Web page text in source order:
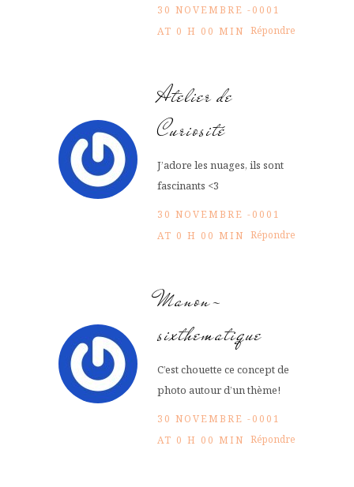
30 NOVEMBRE -0001
AT 0 H 00 MIN Répondre
Atelier de
Curiosité
J’adore les nuages, ils sont
fascinants <3
30 NOVEMBRE -0001
AT 0 H 00 MIN Répondre
Manon-
sixthematique
C’est chouette ce concept de
photo autour d’un thème!
30 NOVEMBRE -0001
AT 0 H 00 MIN Répondre